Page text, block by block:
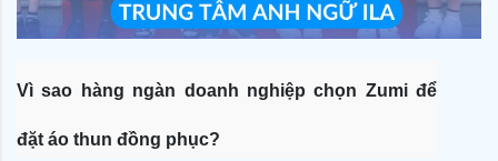
Vì sao hàng ngàn doanh nghiệp chọn Zumi để
đặt áo thun đồng phục?